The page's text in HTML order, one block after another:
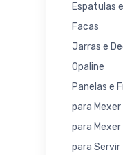
Espatulas
Facas
Jarras e
Opaline
Panelas e
para Mexer
para
para Servir